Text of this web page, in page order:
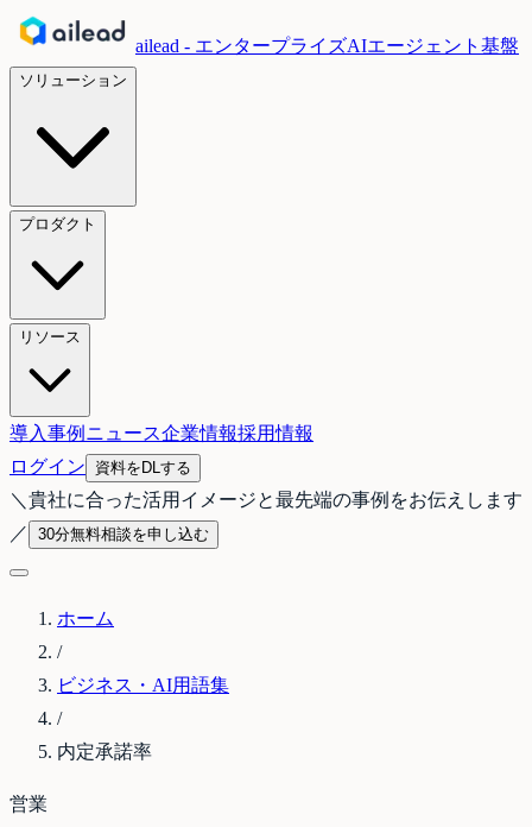
ailead - エンタープライズAIエージェント基盤
ソリューション
プロダクト
リソース
導入事例 ニュース企業情報採用情報
ログイン
資料をDLする
＼ 貴社に合った活用イメージと最先端の事例をお伝えします
／
30分無料相談を申し込む
ホーム
/
ビジネス・AI用語集
/
内定承諾率
営業